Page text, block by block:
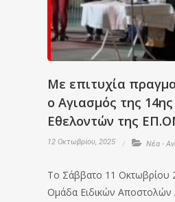
Με επιτυχία
ο Αγιασμός της
Εθελοντών της
12 Οκτωβρίου, 2025 Νέα -
Το Σάββατο 11 Οκτωβρίου
Ομάδα Ειδικών Αποστολών